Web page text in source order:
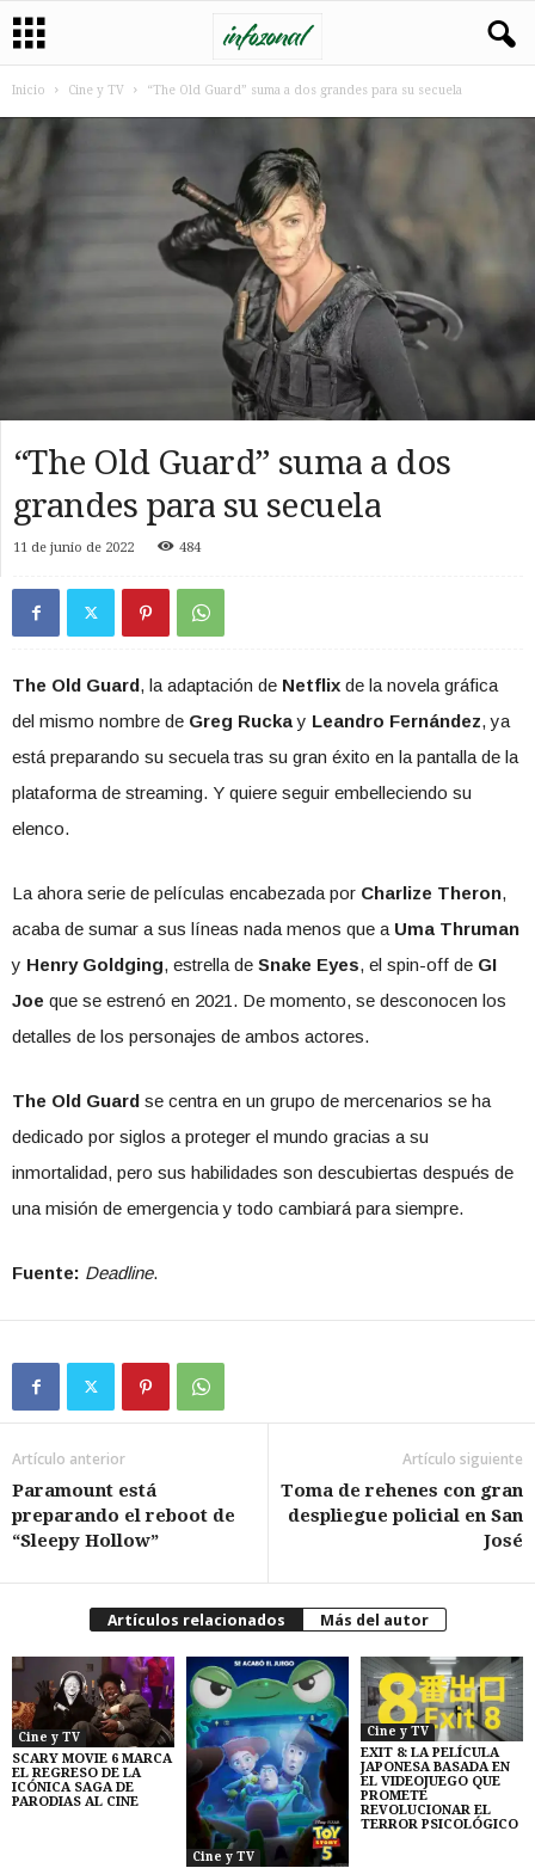
Inicio Cine y TV “The Old Guard” suma a dos grandes para su secuela
“The Old Guard” suma a dos
grandes para su secuela
11 de junio de 2022 484
The Old Guard, la adaptación de Netflix de la novela gráfica
del mismo nombre de Greg Ruckay Leandro Fernández, ya
está preparando su secuela tras su gran éxito en la pantalla de la
plataforma de streaming. Y quiere seguir embelleciendo su
elenco.
La ahora serie de películas encabezada por Charlize Theron,
acaba de sumar a sus líneas nada menos que a Uma Thruman
y Henry Goldging, estrella de Snake Eyes, el spin-off de GI
Joe que se estrenó en 2021. De momento, se desconocen los
detalles de los personajes de ambos actores.
The Old Guard se centra en un grupo de mercenarios se ha
dedicado por siglos a proteger el mundo gracias a su
inmortalidad, pero sus habilidades son descubiertas después de
una misión de emergencia y todo cambiará para siempre.
Fuente: Deadline.
Artículo anterior
Paramount está
preparando el reboot de
“Sleepy Hollow”
Artículo siguiente
Toma de rehenes con gran
despliegue policial en San
José
Artículos relacionados Más del autor
Cine y TV
SCARY MOVIE 6 MARCA
EL REGRESO DE LA
ICÓNICA SAGA DE
PARODIAS AL CINE
Cine y TV
Cine y TV
EXIT 8: LA PELÍCULA
JAPONESA BASADA EN
EL VIDEOJUEGO QUE
PROMETE
REVOLUCIONAR EL
TERROR PSICOLÓGICO